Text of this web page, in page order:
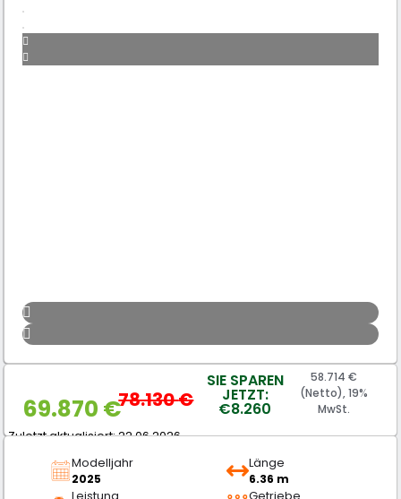
69.870 €78.130€
SIE SPAREN
JETZT:
€8.260
58.714 €
(Netto), 19%
MwSt.
Zuletzt aktualisiert: 22.06.2026
Modelljahr
2025
Länge
6.36 m
Leistung Getriebe